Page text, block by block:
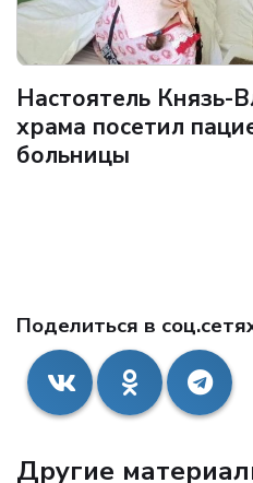
Настоятель Князь-
храма посетил
больницы
Поделиться в
Другие